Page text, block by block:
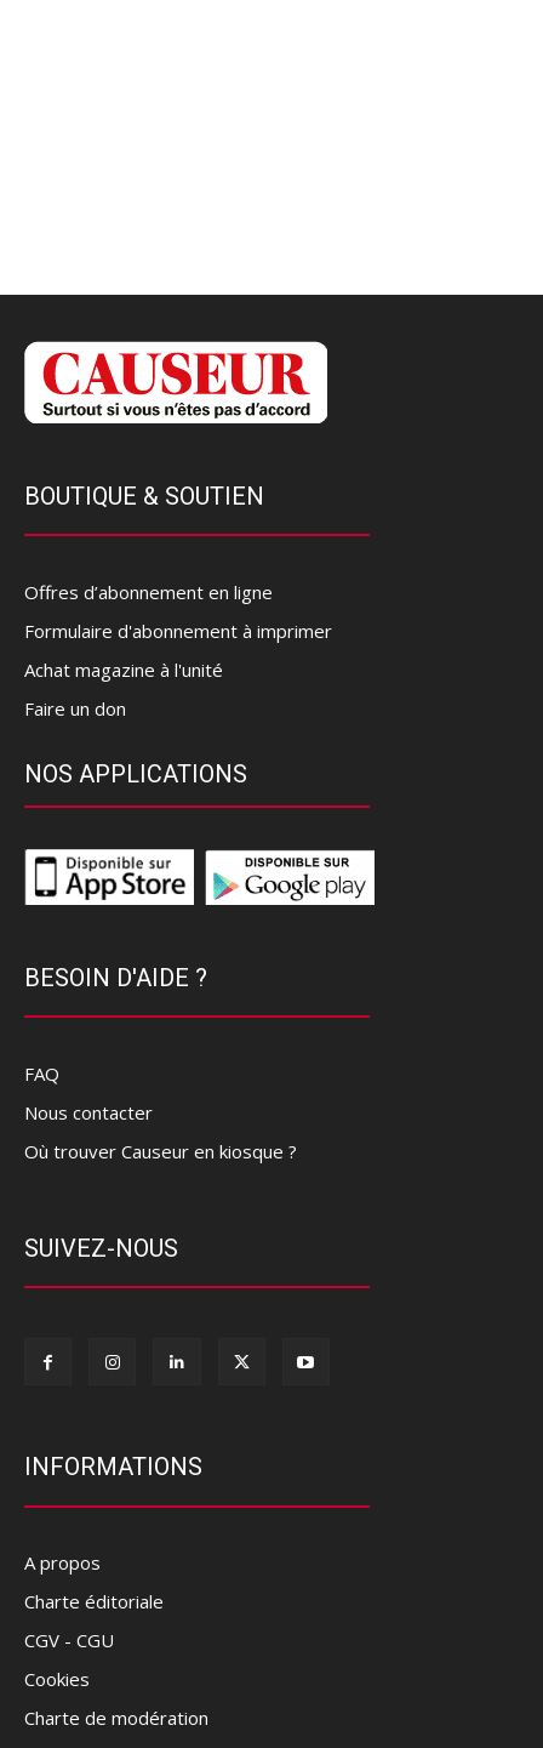
BOUTIQUE & SOUTIEN
Offres d’abonnement en ligne
Formulaire d'abonnement à imprimer
Achat magazine à l'unité
Faire un don
NOS APPLICATIONS
BESOIN D'AIDE ?
FAQ
Nous contacter
Où trouver Causeur en kiosque ?
SUIVEZ-NOUS
INFORMATIONS
A propos
Charte éditoriale
CGV - CGU
Cookies
Charte de modération